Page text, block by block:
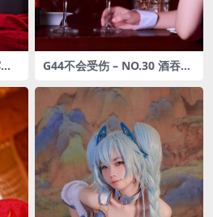
G44不会受伤 – NO.30 酒吞兔